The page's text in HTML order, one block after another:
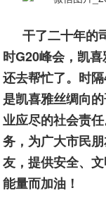
干了二十年的
时G20峰会，凯
还去帮忙了。时
是凯喜雅丝绸向
业应尽的社会责
务，为广大市民
友，提供安全、
能量而加油！